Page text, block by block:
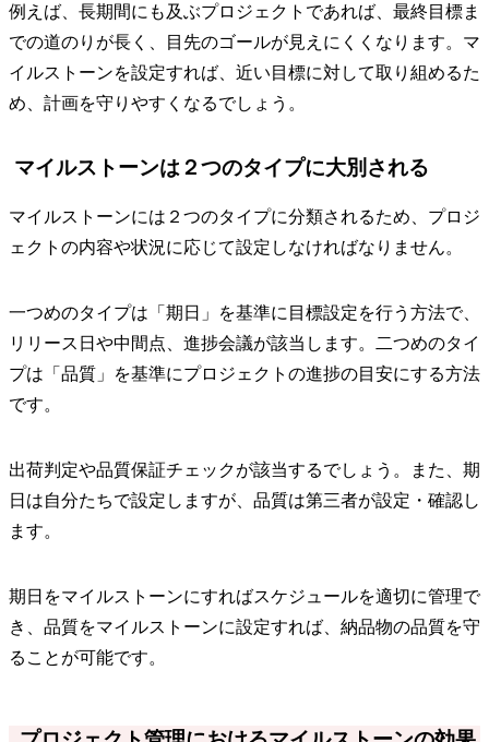
例えば、長期間にも及ぶプロジェクトであれば、最終目標ま
での道のりが長く、目先のゴールが見えにくくなります。マ
イルストーンを設定すれば、近い目標に対して取り組めるた
め、計画を守りやすくなるでしょう。
マイルストーンは２つのタイプに大別される
マイルストーンには２つのタイプに分類されるため、プロジ
ェクトの内容や状況に応じて設定しなければなりません。
一つめのタイプは「期日」を基準に目標設定を行う方法で、
リリース日や中間点、進捗会議が該当します。二つめのタイ
プは「品質」を基準にプロジェクトの進捗の目安にする方法
です。
出荷判定や品質保証チェックが該当するでしょう。また、期
日は自分たちで設定しますが、品質は第三者が設定・確認し
ます。
期日をマイルストーンにすればスケジュールを適切に管理で
き、品質をマイルストーンに設定すれば、納品物の品質を守
ることが可能です。